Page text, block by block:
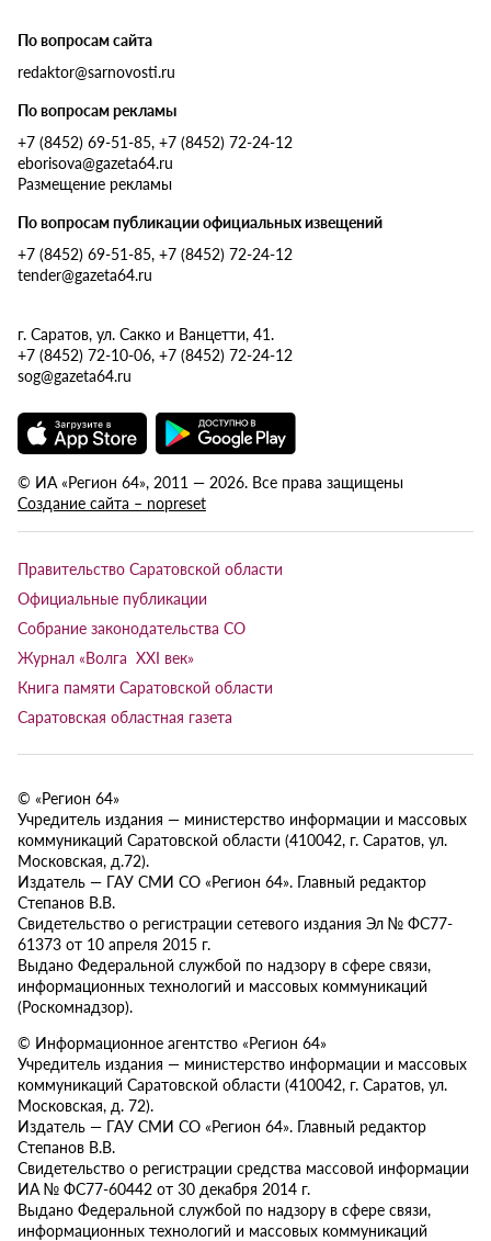
По вопросам сайта
redaktor@sarnovosti.ru
По вопросам рекламы
+7 (8452) 69-51-85, +7 (8452) 72-24-12
eborisova@gazeta64.ru
Размещение рекламы
По вопросам публикации официальных извещений
+7 (8452) 69-51-85, +7 (8452) 72-24-12
tender@gazeta64.ru
г. Саратов, ул. Сакко и Ванцетти, 41.
+7 (8452) 72-10-06, +7 (8452) 72-24-12
sog@gazeta64.ru
© ИА «Регион 64», 2011 — 2026. Все права защищены
Создание сайта – nopreset
Правительство Саратовской области
Официальные публикации
Собрание законодательства СО
Журнал «Волга XXI век»
Книга памяти Саратовской области
Саратовская областная газета
© «Регион 64»
Учредитель издания — министерство информации и массовых
коммуникаций Саратовской области (410042, г. Саратов, ул.
Московская, д.72).
Издатель — ГАУ СМИ СО «Регион 64». Главный редактор
Степанов В.В.
Свидетельство о регистрации сетевого издания Эл № ФС77-
61373 от 10 апреля 2015 г.
Выдано Федеральной службой по надзору в сфере связи,
информационных технологий и массовых коммуникаций
(Роскомнадзор).
© Информационное агентство «Регион 64»
Учредитель издания — министерство информации и массовых
коммуникаций Саратовской области (410042, г. Саратов, ул.
Московская, д. 72).
Издатель — ГАУ СМИ СО «Регион 64». Главный редактор
Степанов В.В.
Свидетельство о регистрации средства массовой информации
ИА № ФС77-60442 от 30 декабря 2014 г.
Выдано Федеральной службой по надзору в сфере связи,
информационных технологий и массовых коммуникаций